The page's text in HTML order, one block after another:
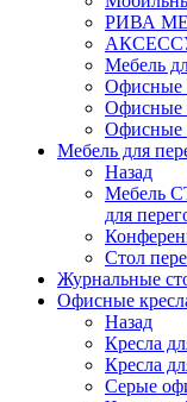
РИВА
Мебель
Офисные
Офисные
Мебель для
Назад
Мебель
для
Стол
Журнальные
Офисные
Назад
Кресла
Кресла
Серые